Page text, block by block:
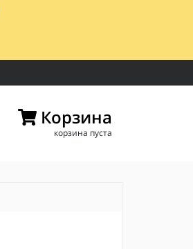
Корзина
корзина пуста